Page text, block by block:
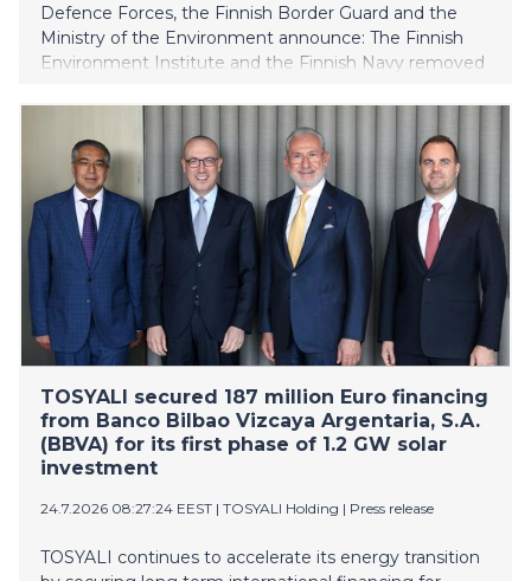
Defence Forces, the Finnish Border Guard and the
Ministry of the Environment announce: The Finnish
Environment Institute and the Finnish Navy removed
Ilmarinen between 14 and 24 July 2026. In addition,
the Finnish Border Guard, which was prepared for
environmental response operations, and the Diving
Medical Center participated in the operation. Over the
course of two weeks, approximately 60,000 litres of oil
was recovered from the vessel’s fuel tanks, but the
wreck could not be completely emptied yet. Because
of the rough seas, the work had to be interrupted
from time to time.
TOSYALI secured 187 million Euro financing
from Banco Bilbao Vizcaya Argentaria, S.A.
(BBVA) for its first phase of 1.2 GW solar
investment
24.7.2026 08:27:24 EEST | TOSYALI Holding | Press release
TOSYALI continues to accelerate its energy transition